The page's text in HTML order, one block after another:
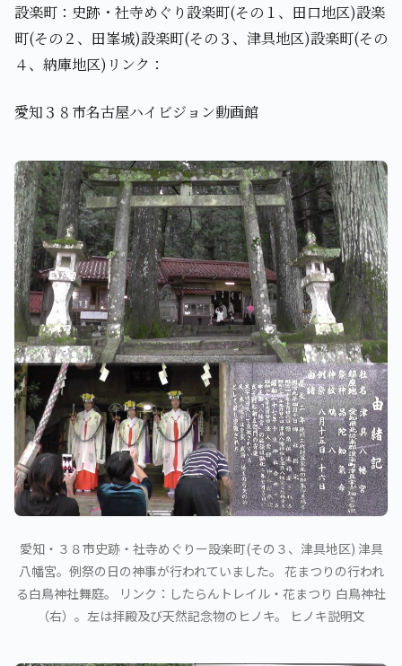
設楽町：史跡・社寺めぐり設楽町(その１、田口地区)設楽
町(その２、田峯城)設楽町(その３、津具地区)設楽町(その
４、納庫地区)リンク：
愛知３８市名古屋ハイビジョン動画館
愛知・３８市史跡・社寺めぐりー設楽町(その３、津具地区) 津具
八幡宮。例祭の日の神事が行われていました。 花まつりの行われ
る白鳥神社舞庭。 リンク：したらんトレイル・花まつり 白鳥神社
（右）。左は拝殿及び天然記念物のヒノキ。 ヒノキ説明文